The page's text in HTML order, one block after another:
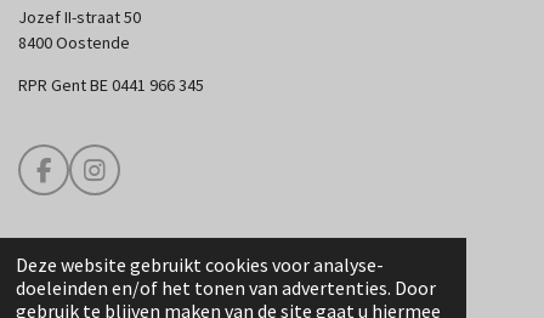
Deze website gebruikt cookies voor analyse-
doeleinden en/of het tonen van advertenties. Door
gebruik te blijven maken van de site gaat u hiermee
Jozef II-straat 50
8400 Oostende
RPR Gent BE 0441 966 345
F
a
b
o
I
n
a
g
© 2025 Edouard Couture